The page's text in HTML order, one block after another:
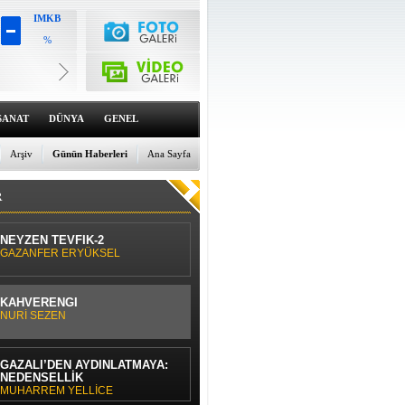
IMKB
%
6659.71
Dolar
47.6791
%0
Euro
55.1258
%0
DÜNYA GENEL
Ana Sayfa
Günün Haberleri
Arşiv
NEYZEN TEVFİK-2
GAZANFER ERYÜKSEL
KAHVERENGİ
NURİ SEZEN
GAZÂLÎ’DEN AYDINLATMAYA:
NEDENSELLİK
MUHARREM YELLİCE